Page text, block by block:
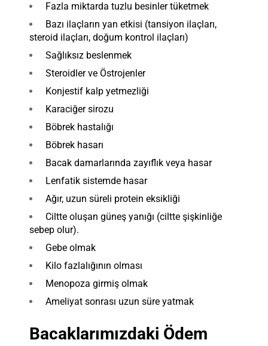
Fazla miktarda tuzlu besinler tüketmek
Bazı ilaçların yan etkisi (tansiyon ilaçları,
steroid ilaçları, doğum kontrol ilaçları)
Sağlıksız beslenmek
Steroidler ve Östrojenler
Konjestif kalp yetmezliği
Karaciğer sirozu
Böbrek hastalığı
Böbrek hasarı
Bacak damarlarında zayıflık veya hasar
Lenfatik sistemde hasar
Ağır, uzun süreli protein eksikliği
Ciltte oluşan güneş yanığı (ciltte şişkinliğe
sebep olur).
Gebe olmak
Kilo fazlalığının olması
Menopoza girmiş olmak
Ameliyat sonrası uzun süre yatmak
Bacaklarımızdaki Ödem